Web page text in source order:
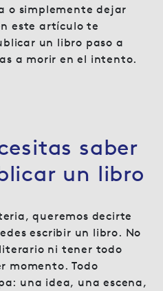
o simplemente dejar
este artículo te
un libro paso a
a morir en el intento.
saber
un libro
queremos decirte
escribir un libro. No
ni tener todo
momento. Todo
una idea, una escena,